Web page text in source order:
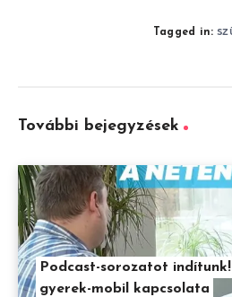
Tagged in:
További bejegyzések
Podcast-sorozatot indítunk!
gyerek-mobil kapcsolata